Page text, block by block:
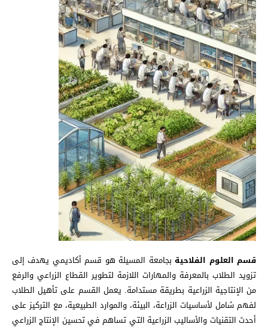
قسم العلوم الفلاحية بجامعة المسيلة هو قسم أكاديمي يهدف إلى
تزويد الطلاب بالمعرفة والمهارات اللازمة لتطوير القطاع الزراعي والرفع
من الإنتاجية الزراعية بطريقة مستدامة. يعمل القسم على تأهيل الطلاب
لفهم شامل لأساسيات الزراعة، البيئة، والموارد الطبيعية، مع التركيز على
أحدث التقنيات والأساليب الزراعية التي تساهم في تحسين الإنتاج الزراعي